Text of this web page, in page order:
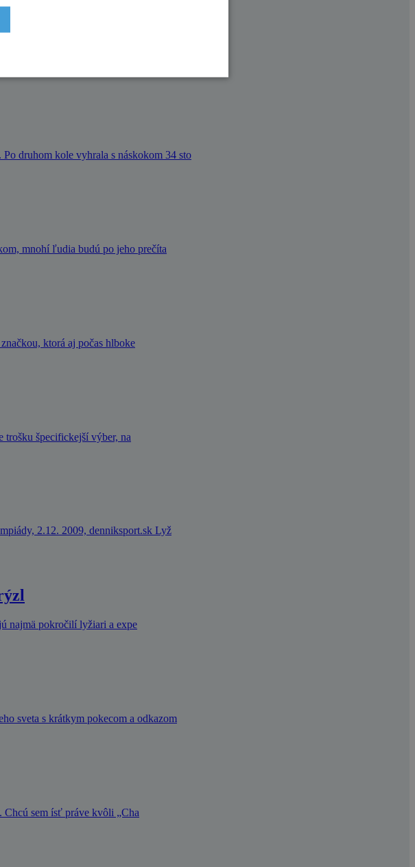
sa Ötscher stáva vaším sprievodcom
druhom kole vyhrala s náskokom 34 sto
mnohí ľudia budú po jeho prečíta
ktorá aj počas hlboke
trošku špecifickejší výber, na
2.12. 2009, denniksport.sk Lyž
najmä pokročilí lyžiari a expe
sveta s krátkym pokecom a odkazom
Chcú sem ísť práve kvôli „Cha